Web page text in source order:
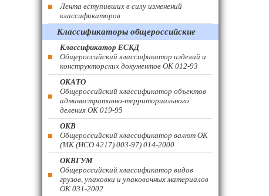
Лента вступивших в силу изменений
классификаторов
Классификаторы общероссийские
Классификатор ЕСКД
Общероссийский классификатор изделий и
конструкторских документов ОК 012-93
ОКАТО
Общероссийский классификатор объектов
административно-территориального
деления ОК 019-95
ОКВ
Общероссийский классификатор валют ОК
(МК (ИСО 4217) 003-97) 014-2000
ОКВГУМ
Общероссийский классификатор видов
грузов, упаковки и упаковочных материалов
ОК 031-2002